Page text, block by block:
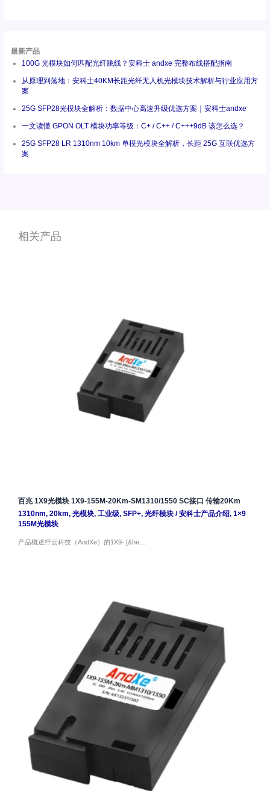
最新产品
100G 光模块如何匹配光纤跳线？安科士 andxe 完整布线搭配指南
从原理到落地：安科士40KM长距光纤无人机光模块技术解析与行业应用方
案
25G SFP28光模块全解析：数据中心高速升级优选方案｜安科士andxe
一文读懂 GPON OLT 模块功率等级：C+ / C++ / C+++9dB 该怎么选？
25G SFP28 LR 1310nm 10km 单模光模块全解析，长距 25G 互联优选方
案
相关产品
百兆 1X9光模块 1X9-155M-20Km-SM1310/1550 SC接口 传输20Km
1310nm, 20km, 光模块, 工业级, SFP+, 光纤模块/安科士产品介绍, 1×9
155M光模块
产品概述纤云科技（AndXe）的1X9- [&he…